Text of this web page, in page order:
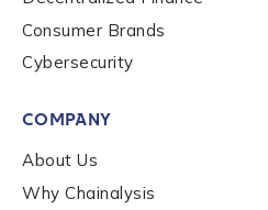
Consumer Brands
Cybersecurity
COMPANY
About Us
Why Chainalysis